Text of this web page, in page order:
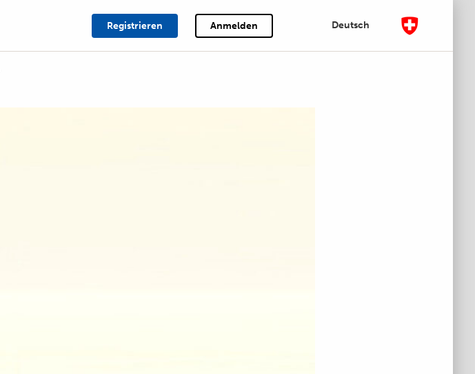
Registrieren Anmelden Deutsch